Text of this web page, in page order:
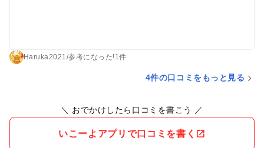
Haruka2021/参考に なった!1件
4件の口コミをもっと見る
＼ おでかけしたら口コミを書こう ／
いこーよアプリで口コミを書く